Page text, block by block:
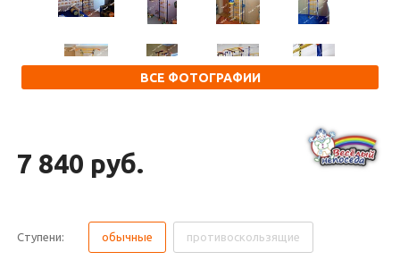
ВСЕ ФОТОГРАФИИ
7 840 руб.
Ступени: обычные противоскользящие